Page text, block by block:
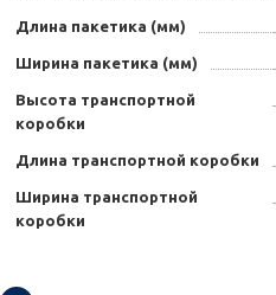
Длина пакетика (мм)
Ширина пакетика (мм)
Высота транспортной
коробки
Длина транспортной коробки
Ширина транспортной
коробки